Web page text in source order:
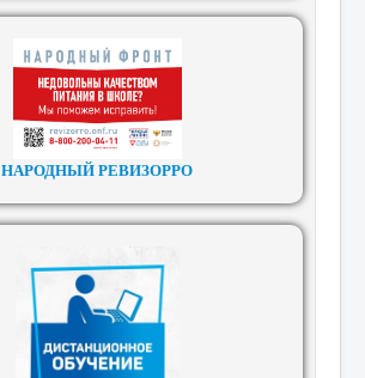
НАРОДНЫЙ РЕВИЗОРРО